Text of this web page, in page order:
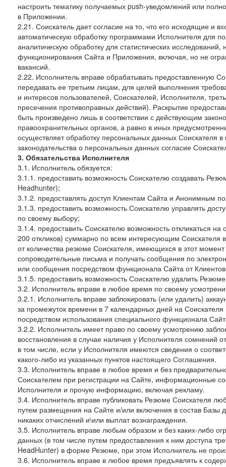
настроить тематику получаемых push-уведомлений или
в Приложении.
2.21. Соискатель дает согласие на то, что его исходящие и
автоматическую обработку программами Исполнителя для
аналитическую обработку для статистических
функционирования Сайта и Приложения, включая, но не
вакансий.
2.22. Исполнитель вправе обрабатывать предоставленную
передавать ее третьим лицам, для целей выполнения
и интересов пользователей, Соискателей, Исполнителя,
пресечения противоправных действий). Раскрытие
быть произведено лишь в соответствии с действующим
правоохранительных органов, а равно в иных
осуществляет обработку персональных данных Соискателя
законодательства о персональных данных согласие
3. Обязательства Исполнителя
3.1. Исполнитель обязуется:
3.1.1. предоставить возможность Соискателю создавать
Headhunter);
3.1.2. предоставлять доступ Клиентам Сайта и Анонимным
3.1.3. предоставить возможность Соискателю управлять
по своему выбору;
3.1.4. предоставить Соискателю возможность откликаться
200 откликов) суммарно по всем интересующим Соискателя
от количества резюме Соискателя, имеющихся в этот
сопроводительные письма и получать сообщения по
или сообщения посредством функционала Сайта от
3.1.5. предоставить возможность Соискателю удалить
3.2. Исполнитель вправе в любое время по своему
3.2.1. Исполнитель вправе заблокировать (или удалить)
за промежуток времени в 7 календарных дней на
посредством использования специального функционала
3.2.2. Исполнитель имеет право по своему усмотрению
восстановления в случае наличия у Исполнителя сомнений
в том числе, если у Исполнителя имеются сведения о
какого-либо из указанных пунктов настоящего Соглашения.
3.3. Исполнитель вправе в любое время и без
Соискателем при регистрации на Сайте, информационные
Исполнителя и прочую информацию, включая рекламу.
3.4. Исполнитель вправе публиковать Резюме Соискателя
путем размещения на Сайте и/или включения в состав Базы
никаких отчислений и\или выплат вознаграждения.
3.5. Исполнитель вправе любым образом и без каких-либо
данных (в том числе путем предоставления к ним доступа
HeadHunter) в форме Резюме, при этом Исполнитель не
3.6. Исполнитель вправе в любое время предъявлять к